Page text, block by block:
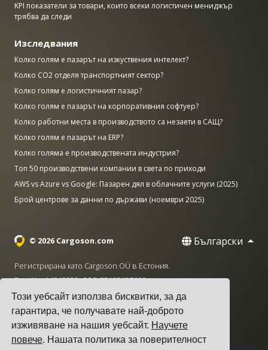
Този уебсайт използва бисквитки, за да
гарантира, че получавате най-доброто
изживяване на нашия уебсайт. Научете
повече. Нашата политика за поверителност
KPI показатели за товари, които всеки логистичен мениджър
трябва да следи
Изследвания
Колко голям е пазарът на изкуствения интелект?
Колко CO2 отделя транспортният сектор?
Колко голям е логистичният пазар?
Колко голям е пазарът на корпоративния софтуер?
Колко работни места в производството са незаети в САЩ?
Колко голям е пазарът на ERP?
Колко голяма е производствената индустрия?
Топ 50 производствени компании в света по приходи
AWS vs Azure vs Google: Пазарен дял в облачните услуги (2025)
Брой центрове за данни по държави (ноември 2025)
© 2026 Cargoson.com Български
Регистрирана като Cargoson OÜ в Естония.
Рег. No: 14545832. ДДС: EE102137680.
Централа: Pärnu mnt. 141, 11314 Талин, Естония
+372 5555 0028 · hello@cargoson.com
Общи условия Политика за поверителност Политика